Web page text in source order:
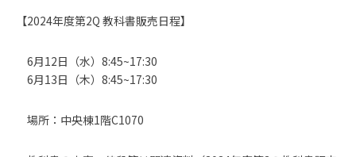
【2024年度第2Q 教科書販売日程】
6月12日（水）8:45~17:30
6月13日（木）8:45~17:30
場所：中央棟1階C1070